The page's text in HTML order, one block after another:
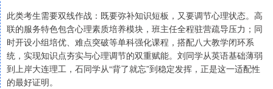
此类考生需要双线作战：既要弥补知识短板，又要调节心理状态。高
联的服务特色包含心理素质培养模块，班主任全程驻营疏导压力；同
时开设小组培优、难点突破等单科强化课程，搭配八大教学闭环系
统，实现知识点夯实与心理调节的双重赋能。刘同学从英语基础薄弱
到上岸大连理工，石同学从“背了就忘”到稳定发挥，正是这一适配性
的最好证明。